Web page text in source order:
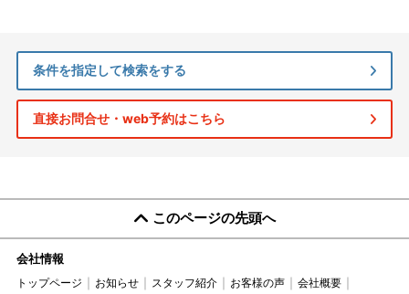
条件を指定して検索をする
直接お問合せ・web予約はこちら
このページの先頭へ
会社情報
トップページ お知らせ スタッフ紹介 お客様の声
会社概要